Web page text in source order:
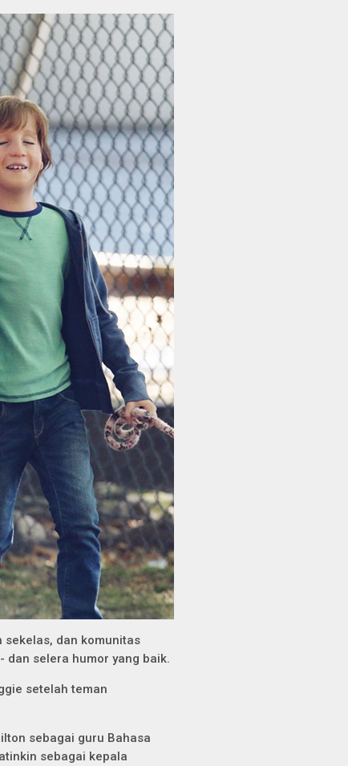
sekelas, dan komunitas
dan selera humor yang baik.
setelah teman
sebagai guru Bahasa
sebagai kepala